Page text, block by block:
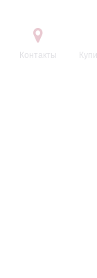
Контакты